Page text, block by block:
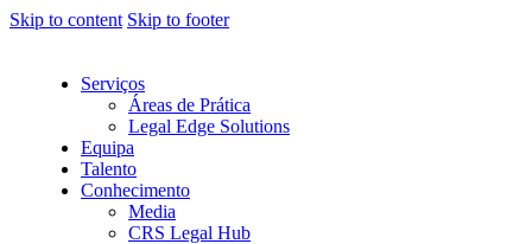
Skip to content Skip to footer
Serviços
Áreas de Prática
Legal Edge Solutions
Equipa
Talento
Conhecimento
Media
CRS Legal Hub